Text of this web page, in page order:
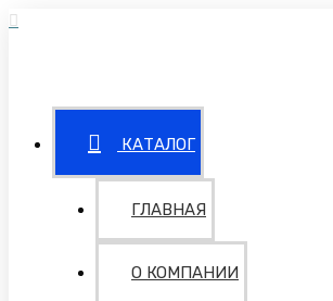
КАТАЛОГ
ГЛАВНАЯ
О КОМПАНИИ